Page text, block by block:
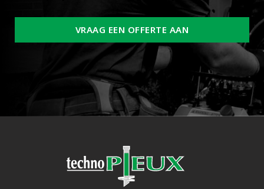
VRAAG EEN OFFERTE AAN